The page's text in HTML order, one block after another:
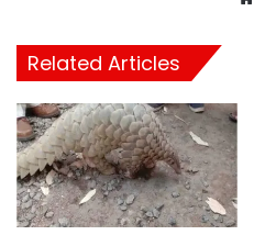
Related Articles